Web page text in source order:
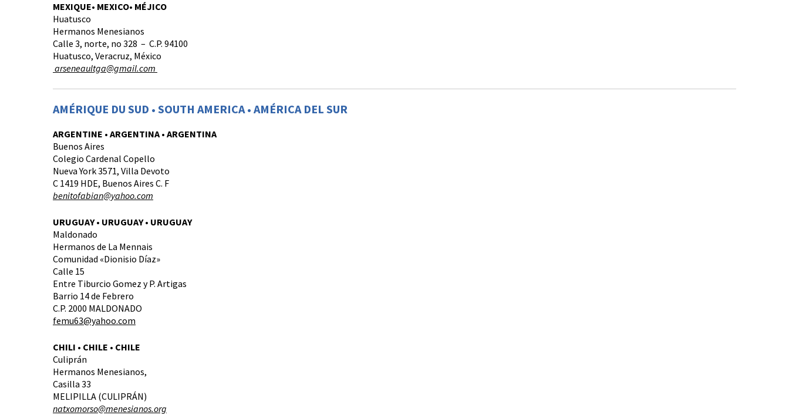
MEXIQUE• MEXICO• MÉJICO
Huatusco
Hermanos Menesianos
Calle 3, norte, no 328 – C.P. 94100
Huatusco, Veracruz, México
arseneaultga@gmail.com
AMÉRIQUE DU SUD • SOUTH AMERICA • AMÉRICA DEL SUR
ARGENTINE • ARGENTINA • ARGENTINA
Buenos Aires
Colegio Cardenal Copello
Nueva York 3571, Villa Devoto
C 1419 HDE, Buenos Aires C. F
benitofabian@yahoo.com
URUGUAY • URUGUAY • URUGUAY
Maldonado
Hermanos de La Mennais
Comunidad «Dionisio Díaz»
Calle 15
Entre Tiburcio Gomez y P. Artigas
Barrio 14 de Febrero
C.P. 2000 MALDONADO
femu63@yahoo.com
CHILI • CHILE • CHILE
Culiprán
Hermanos Menesianos,
Casilla 33
MELIPILLA (CULIPRÁN)
natxomorso@menesianos.org